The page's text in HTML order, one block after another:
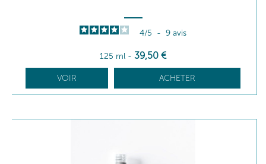
4/5 - 9 avis
125 ml - 39,50 €
VOIR ACHETER